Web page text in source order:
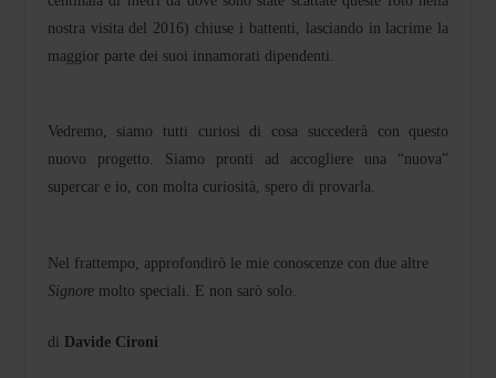
nostra visita del 2016) chiuse i battenti, lasciando in lacrime la
maggior parte dei suoi innamorati dipendenti.
Vedremo, siamo tutti curiosi di cosa succederà con questo
nuovo progetto. Siamo pronti ad accogliere una “nuova”
supercar e io, con molta curiosità, spero di provarla.
Nel frattempo, approfondirò le mie conoscenze con due altre
Signoremolto speciali. E non sarò solo.
di Davide Cironi